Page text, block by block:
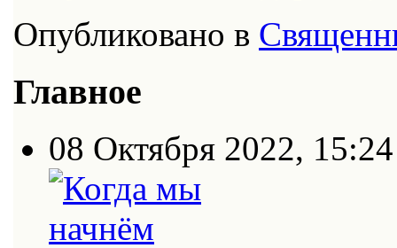
Опубликовано в
Главное
08 Октября 2022, 15:24